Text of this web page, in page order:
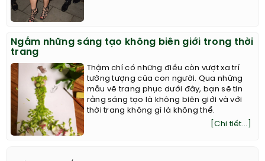
Ngắm những sáng tạo không biên giới trong thời
trang
Thậm chí có những điều còn vượt xa trí
tưởng tượng của con người. Qua những
mẫu vẽ trang phục dưới đây, bạn sẽ tin
rằng sáng tạo là không biên giới và với
thời trang không gì là không thể.
[Chi tiết...]